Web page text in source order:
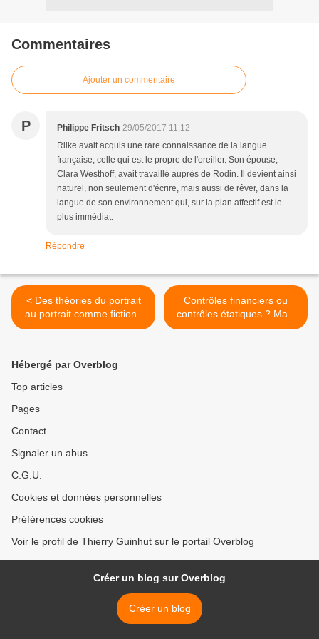
Commentaires
Ajouter un commentaire
P Philippe Fritsch 29/05/2017 11:12
Rilke avait acquis une rare connaissance de la langue
française, celle qui est le propre de l'oreiller. Son épouse,
Clara Westhoff, avait travaillé auprès de Rodin. Il devient ainsi
naturel, non seulement d'écrire, mais aussi de rêver, dans la
langue de son environnement qui, sur la plan affectif est le
plus immédiat.
Répondre
< Des théories du portrait
au portrait comme fiction :
Edouard Pommier et Jean-
Contrôles financiers ou
contrôles étatiques ? Main
basse sur Orwell par
Hébergé par Overblog
Top articles
Pages
Contact
Signaler un abus
C.G.U.
Cookies et données personnelles
Préférences cookies
Voir le profil de Thierry Guinhut sur le portail Overblog
Créer un blog sur Overblog
Créer un blog